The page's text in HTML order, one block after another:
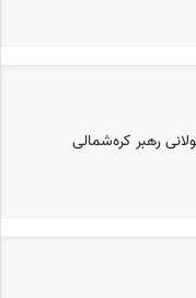
رهبر کره‌شمالی